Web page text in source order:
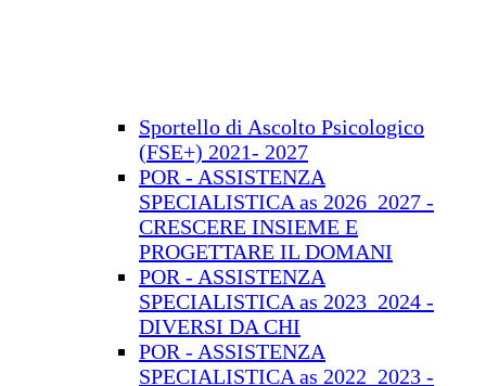
Sportello di Ascolto Psicologico
(FSE+) 2021- 2027
POR - ASSISTENZA
SPECIALISTICA as 2026_2027 -
CRESCERE INSIEME E
PROGETTARE IL DOMANI
POR - ASSISTENZA
SPECIALISTICA as 2023_2024 -
DIVERSI DA CHI
POR - ASSISTENZA
SPECIALISTICA as 2022_2023 -